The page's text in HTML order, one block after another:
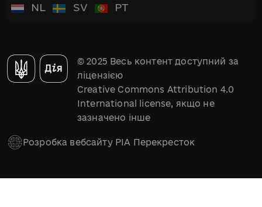
NL SV PT
© 2025 Весь контент доступний за
ліцензією
Creative Commons Attribution 4.0
International license, якщо не
зазначено інше
Розробка вебсайту РІА Перекресток